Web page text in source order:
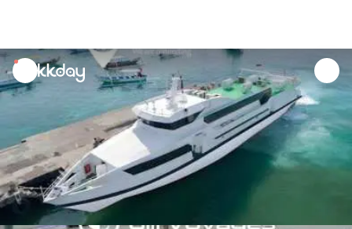
unread
notifications